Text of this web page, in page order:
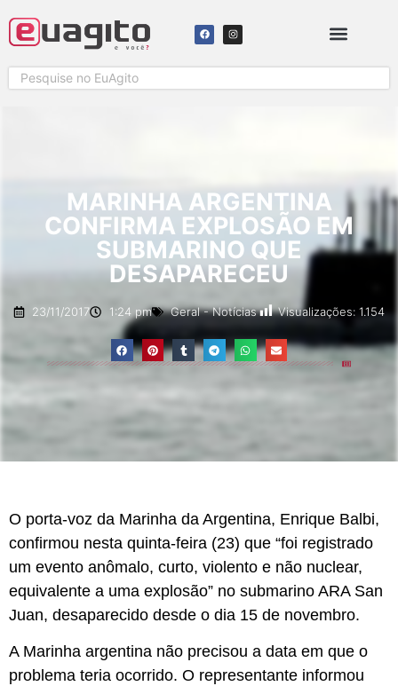
MARINHA ARGENTINA
CONFIRMA EXPLOSÃO EM
SUBMARINO QUE
DESAPARECEU
23/11/2017 1:24 pm Geral-Notícias Visualizações: 1.154
O porta-voz da Marinha da Argentina, Enrique Balbi,
confirmou nesta quinta-feira (23) que “foi registrado
um evento anômalo, curto, violento e não nuclear,
equivalente a uma explosão” no submarino ARA San
Juan, desaparecido desde o dia 15 de novembro.
A Marinha argentina não precisou a data em que o
problema teria ocorrido. O representante informou